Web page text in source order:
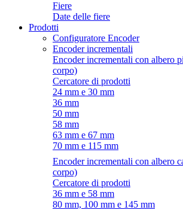
Fiere
Date delle fiere
Prodotti
Configuratore Encoder
Encoder incrementali
Encoder incrementali con albero
corpo)
Cercatore di prodotti
24 mm e 30 mm
36 mm
50 mm
58 mm
63 mm e 67 mm
70 mm e 115 mm
Encoder incrementali con albero
corpo)
Cercatore di prodotti
36 mm e 58 mm
80 mm, 100 mm e 145 mm